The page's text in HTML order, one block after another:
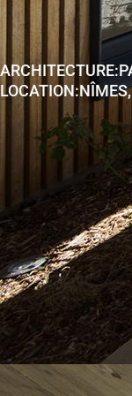
ARCHITECTURE:
LOCATION: